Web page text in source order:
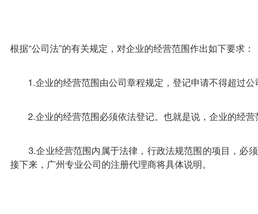
根据“公司法”的有关规定，对企业的经营范围作出如下要求：
1.企业的经营范围由公司章程规定，登记申请不得超过公
2.企业的经营范围必须依法登记。也就是说，企业的经
3.企业经营范围内属于法律，行政法规范围的项目，必
接下来，广州专业公司的注册代理商将具体说明。